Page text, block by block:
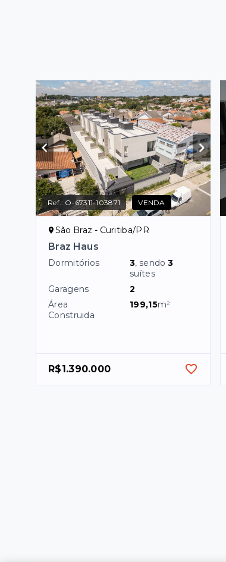
Ref.: O-67311-103871 VENDA
São Braz - Curitiba/PR
Braz Haus
Dormitórios 3, sendo3
suítes
Garagens
2
Área
Construida
199,15m²
R$1.390.000